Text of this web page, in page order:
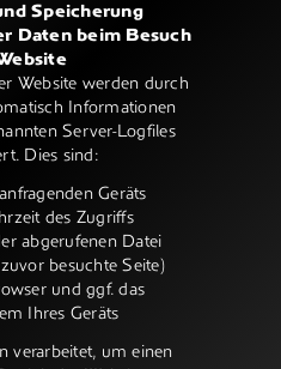
Speicherung
Daten beim Besuch
Website werden durch
Informationen
Server-Logfiles
Dies sind:
Geräts
des Zugriffs
abgerufenen Datei
besuchte Seite)
und ggf. das
Ihres Geräts
verarbeitet, um einen